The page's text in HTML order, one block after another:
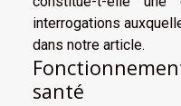
interrogations
dans notre article.
santé